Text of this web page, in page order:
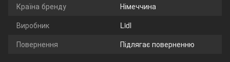
Країна бренду
Німеччина
Виробник
Lidl
Повернення
Підлягає поверненню